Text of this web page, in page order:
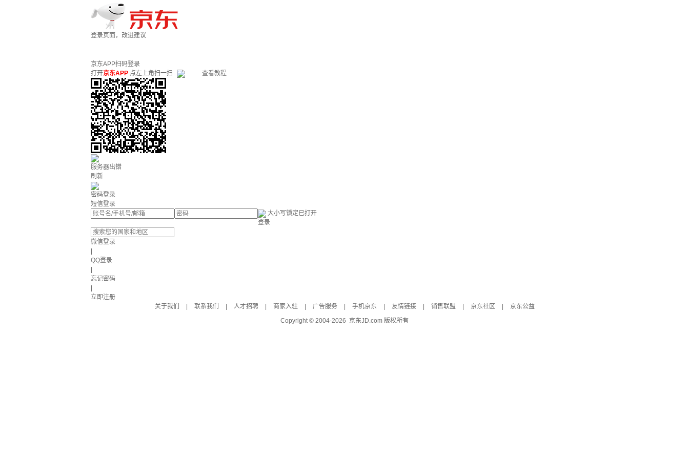
登录页面，改进建议
京东APP扫码登录
打开京东APP 点左上角扫一扫 查看教程
服务器出错
刷新
密码登录
短信登录
大小写锁定已打开
登录
微信登录
QQ登录
忘记密码
立即注册
关于我们
联系我们 人才招聘 商家入驻 广告服务 手机京东 友情链接 销售联盟 京东社区
京东公益
Copyright © 2004-2026 京东JD.com 版权所有